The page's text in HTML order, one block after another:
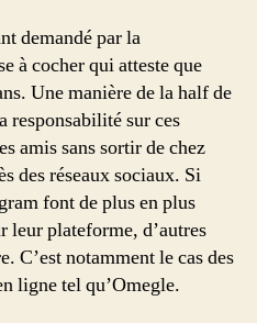
demandé par la
à cocher qui atteste que
Une manière de la half de
responsabilité sur ces
amis sans sortir de chez
des réseaux sociaux. Si
font de plus en plus
leur plateforme, d’autres
C’est notamment le cas des
ligne tel qu’Omegle.